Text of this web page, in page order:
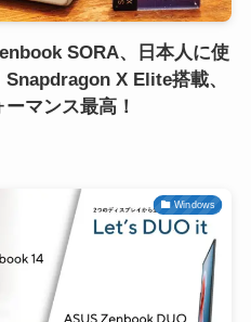
SORA、日本人に使
X Elite搭載、
マンス最高！
Windows